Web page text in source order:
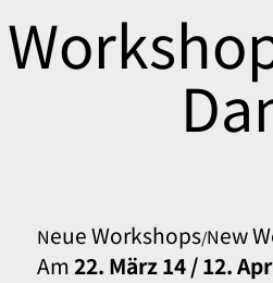
Neue Workshops/New
Am22. März 14 / 12.